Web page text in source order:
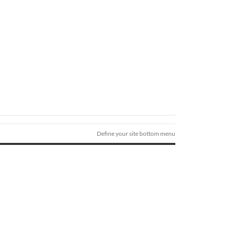
Define your site bottom menu